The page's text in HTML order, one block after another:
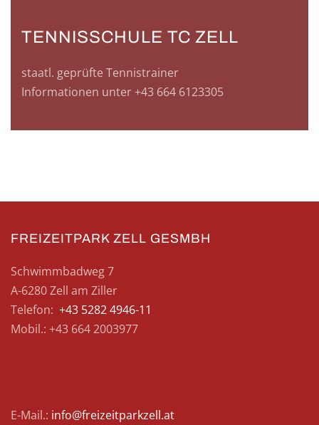
TENNISSCHULE TC ZELL
staatl. geprüfte Tennistrainer
Informationen unter +43 664 6123305
FREIZEITPARK ZELL GESMBH
Schwimmbadweg 7
A-6280 Zell am Ziller
Telefon: +43 5282 4946-11
Mobil.: +43 664 2003977
E-Mail.: info@freizeitparkzell.at